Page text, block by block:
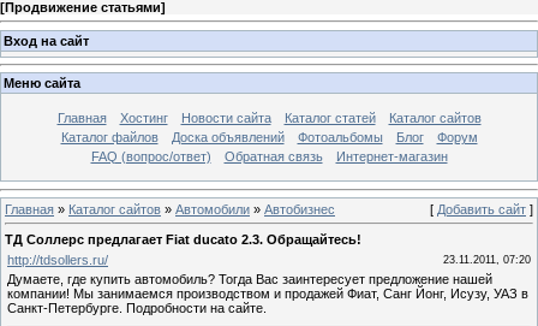
[Продвижение статьями]
Вход на сайт
Меню сайта
Главная Хостинг Новости сайта Каталог статей
Каталог сайтов
Каталог файлов
Доска объявлений Фотоальбомы Блог
Форум
FAQ (вопрос/ответ)
Обратная связь Интернет-магазин
Главная » Каталог сайтов » Автомобили » Автобизнес [ Добавить сайт ]
ТД Соллерс предлагает Fiat ducato 2.3. Обращайтесь!
http://tdsollers.ru/
23.11.2011, 07:20
Думаете, где купить автомобиль? Тогда Вас заинтересует предложение нашей
компании! Мы занимаемся производством и продажей Фиат, Санг Йонг, Исузу, УАЗ в
Санкт-Петербурге. Подробности на сайте.